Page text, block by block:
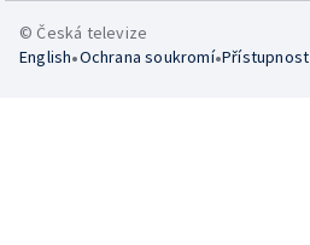
© Česká televize
English•Ochrana soukromí•Přístupnost